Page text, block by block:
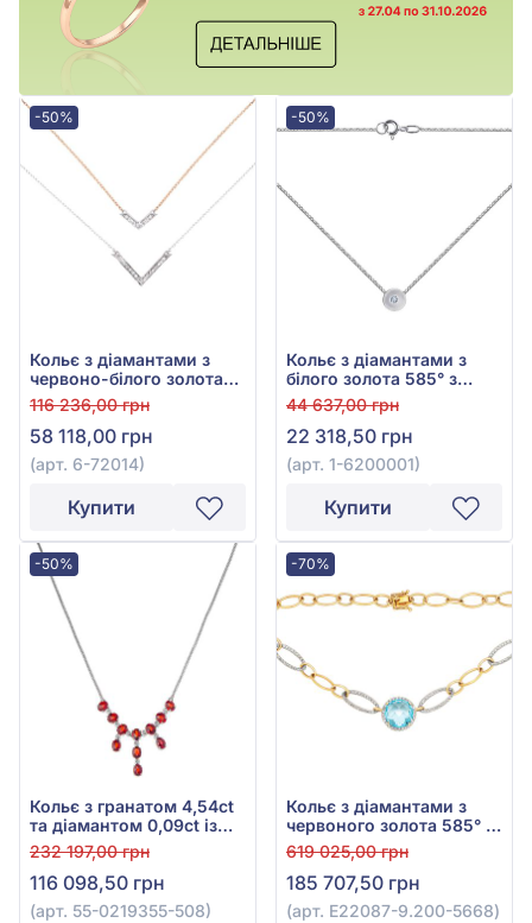
-50%
Кольє з діамантами з
червоно-білого золота
585° з діамантом 0,16ct,
арт. 6-72014
116 236,00 грн
58 118,00 грн
(арт. 6-72014)
Купити
-50%
Кольє з діамантами з
білого золота 585° з
діамантом 0,01ct, арт. 1-
6200001
44 637,00 грн
22 318,50 грн
(арт. 1-6200001)
Купити
-50%
Кольє з гранатом 4,54ct
та діамантом 0,09ct із
білого золота 750°, арт.
55-0219355-508
232 197,00 грн
116 098,50 грн
(арт. 55-0219355-508)
-70%
Кольє з діамантами з
червоного золота 585° з
діамантом 1,27ct та
топазом Swiss Blue
9,78ct, арт. E22087-
9.200-5668
619 025,00 грн
185 707,50 грн
(арт. E22087-9.200-5668)